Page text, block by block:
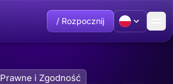
/ Rozpocznij
Prawne i Zgodność